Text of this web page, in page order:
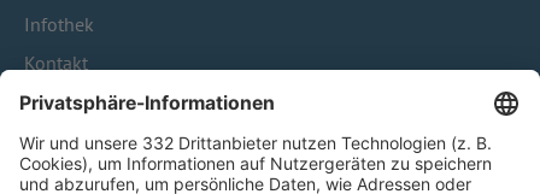
Infothek
Kontakt
HÄUFIG BESUCHTE SEITEN
Pässe und Vereinswechsel